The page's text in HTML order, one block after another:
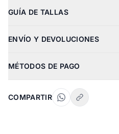
GUÍA DE TALLAS
ENVÍO Y DEVOLUCIONES
MÉTODOS DE PAGO
COMPARTIR